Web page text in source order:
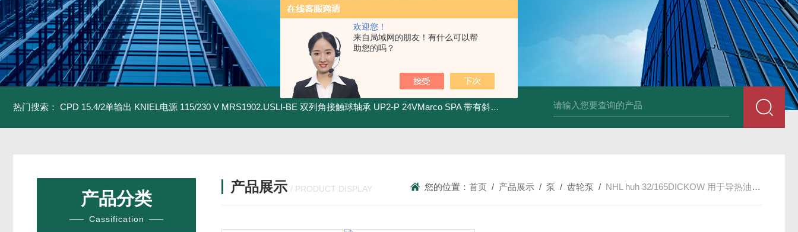
欢迎您！
来自局域网的朋友！有什么可以帮
助您的吗？
热门搜索： CPD 15.4/2单输出 KNIEL电源 115/230 V MRS1902.USLI-BE 双列角接触球轴承 UP2-P 24VMarco SPA 带有斜齿轮青铜润滑油泵 UP2-P 24VMarco SPA带有螺旋青铜齿轮的自吸电动泵
产品分类
Cassification
产品展示 / PRODUCT DISPLAY 您的位置：首页 / 产品展示 /泵 /齿轮泵 / NHL huh 32/165DICKOW 用于导热油应用的单级蜗壳泵